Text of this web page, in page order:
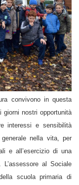
convivono in questa
nostri opportunità
interessi e sensibilità
nella vita, per
e all’esercizio di una
L’assessore al Sociale
scuola primaria di